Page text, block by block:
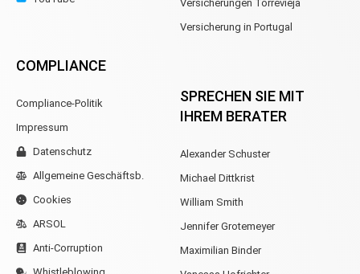
Beitrag Berechnen
COMPLIANCE
Compliance-Politik
Impressum
Datenschutz
Allgemeine Geschäftsb.
Cookies
ARSOL
Anti-Corruption
Versicherungen Torrevieja
Versicherung in Portugal
SPRECHEN SIE MIT
IHREM BERATER
Alexander Schuster
Michael Dittkrist
William Smith
Jennifer Grotemeyer
Maximilian Binder